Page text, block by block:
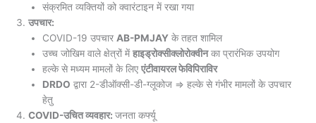
संक्रमित व्यक्तियों को क्वारंटाइन में रखा गया
उपचार:
COVID-19 उपचार AB-PMJAY के तहत शामिल
उच्च जोखिम वाले क्षेत्रों मेंहाइड्रोक्सीक्लोरोक्वीनका प्रारंभिक उपयोग
हल्के से मध्यम मामलों के लिए एंटीवायरल फेविपिराविर
DRDO द्वारा 2-डीऑक्सी-डी-ग्लूकोज ⇒ हल्के से गंभीर मामलों के उपचार
हेतु
COVID-उचित व्यवहार: जनता कर्फ्यू